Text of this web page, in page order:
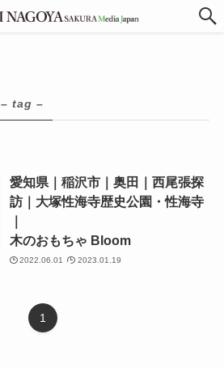
– tag –
愛知県｜稲沢市｜奥田｜西尾張探
訪｜大塚性海寺歴史公園・性海寺
｜
木のおもちゃ Bloom
2022.06.01 2023.01.19
1